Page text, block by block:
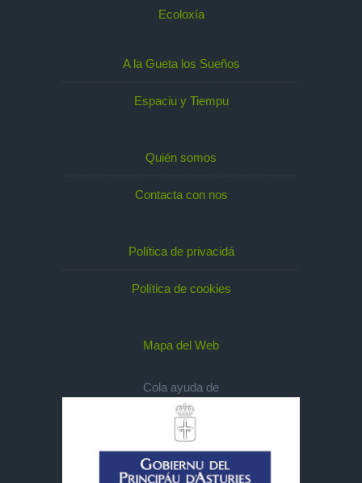
Ecoloxía
A la Gueta los Sueños
Espaciu y Tiempu
Quién somos
Contacta con nos
Política de privacidá
Política de cookies
Mapa del Web
Cola ayuda de